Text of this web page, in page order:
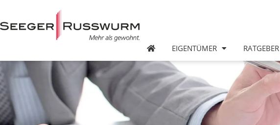
EIGENTÜMER RATGEBER